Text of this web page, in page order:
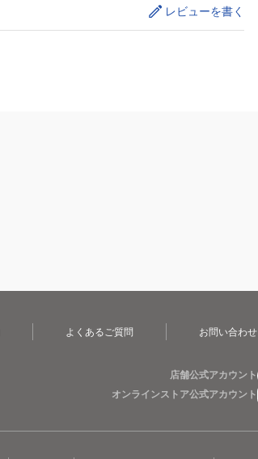
レビューを書く
よくあるご質問 お問い合わせ
店舗公式アカウント
オンラインストア公式アカウント